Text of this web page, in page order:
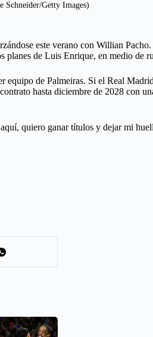
Schneider/Getty Images)
este verano con Willian
de Luis Enrique, en medio de
de Palmeiras. Si el Real
hasta diciembre de 2028 con
quiero ganar títulos y dejar mi